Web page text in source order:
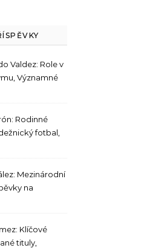
Valdez: Role v
Významné
Rodinné
fotbal,
Mezinárodní
na
Klíčové
tituly,